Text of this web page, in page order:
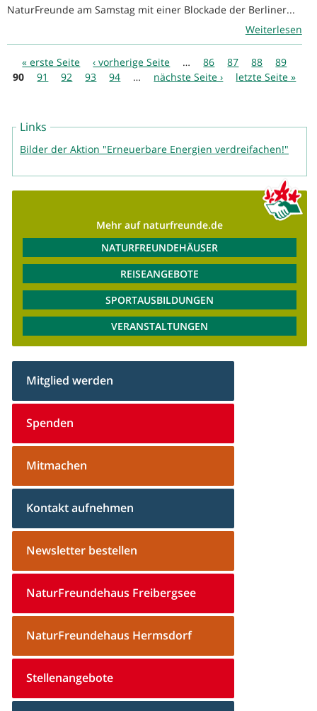
NaturFreunde am Samstag mit einer Blockade der Berliner...
Weiterlesen
Seiten
« erste Seite ‹ vorherige Seite … 86 87 88
89
90
91 92 93 94 … nächste Seite › letzte Seite »
Links
Bilder der Aktion "Erneuerbare Energien verdreifachen!"
Mehr auf naturfreunde.de
NATURFREUNDEHÄUSER
REISEANGEBOTE
SPORTAUSBILDUNGEN
VERANSTALTUNGEN
Mitglied werden
Spenden
Mitmachen
Kontakt aufnehmen
Newsletter bestellen
NaturFreundehaus Freibergsee
NaturFreundehaus Hermsdorf
Stellenangebote